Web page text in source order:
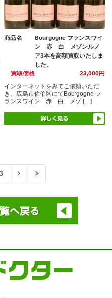
商品名
Bourgogne フランスワイ
ン 赤 白 メゾンルノ
ア3本を高額買取いたしま
した。
買取価格
23,000円
インターネットをみてご依頼いただ
き、広島市佐伯区にてBourgogne フ
ランスワイン 赤 白 メゾ […]
3